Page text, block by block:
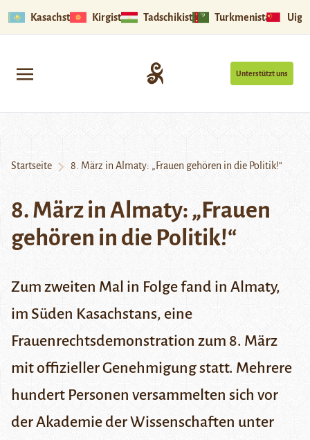
Kasachstan Kirgistan Tadschikistan Turkmenistan
Unterstützt uns
Startseite 8. März in Almaty: „Frauen gehören in die Politik!“
8. März in Almaty: „Frauen
gehören in die Politik!“
Zum zweiten Mal in Folge fand in Almaty,
im Süden Kasachstans, eine
Frauenrechtsdemonstration zum 8. März
mit offizieller Genehmigung statt. Mehrere
hundert Personen versammelten sich vor
der Akademie der Wissenschaften unter